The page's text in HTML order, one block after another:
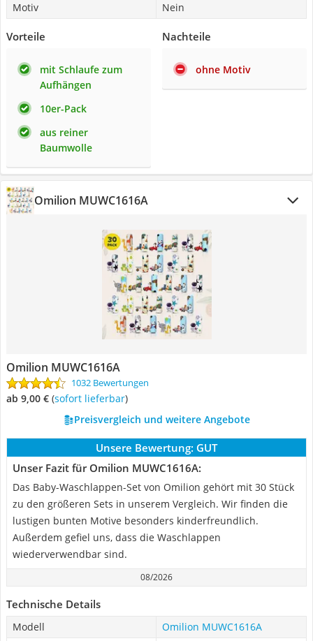
Motiv
Nein
Vorteile
mit Schlaufe zum
Aufhängen
10er-Pack
aus reiner
Baumwolle
Nachteile
ohne Motiv
Omilion MUWC1616A
Omilion MUWC1616A
1032 Bewertungen
ab 9,00 € ( Sofort lieferbar)
Preisvergleich und weitere Angebote
Unsere Bewertung: GUT
Unser Fazit für Omilion MUWC1616A:
Das Baby-Waschlappen-Set von Omilion gehört mit 30 Stück
zu den größeren Sets in unserem Vergleich. Wir finden die
lustigen bunten Motive besonders kinderfreundlich.
Außerdem gefiel uns, dass die Waschlappen
wiederverwendbar sind.
08/2026
Technische Details
Modell
Omilion MUWC1616A